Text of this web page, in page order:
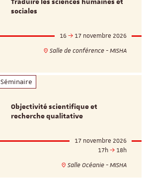
Traduire les sciences humaines et
sociales
16
17 novembre 2026
Salle de conférence - MISHA
Séminaire
Objectivité scientifique et
recherche qualitative
17 novembre 2026
17h
18h
Salle Océanie - MISHA